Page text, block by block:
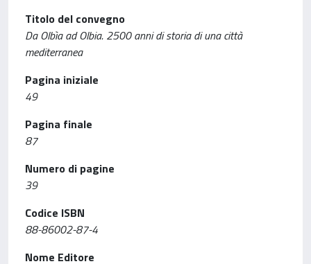
Titolo del convegno
Da Olbìa ad Olbia. 2500 anni di storia di una città
mediterranea
Pagina iniziale
49
Pagina finale
87
Numero di pagine
39
Codice ISBN
88-86002-87-4
Nome Editore